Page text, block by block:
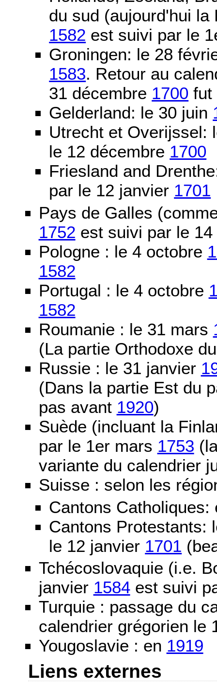
du sud (aujourd'hui la
1582 est suivi par le
Groningen: le 28
1583. Retour au
31 décembre 1700 fut
Gelderland: le 30 juin
Utrecht et Overijssel:
le 12 décembre 1700
Friesland and
par le 12 janvier 1701
Pays de Galles
1752 est suivi par le
Pologne : le 4 octobre
1582
Portugal : le 4 octobre
1582
Roumanie : le 31 mars
(La partie Orthodoxe
Russie : le 31 janvier
(Dans la partie Est du
pas avant 1920)
Suède (incluant la
par le 1er mars 1753
variante du calendrier
Suisse : selon les
Cantons
Cantons Protestants:
le 12 janvier 1701
Tchécoslovaquie (i.e.
janvier 1584est suivi
Turquie : passage du
calendrier grégorien le
Yougoslavie : en 1919
Liens externes